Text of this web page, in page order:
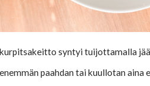
syntyi tuijottamalla
paahdan tai kuullotan